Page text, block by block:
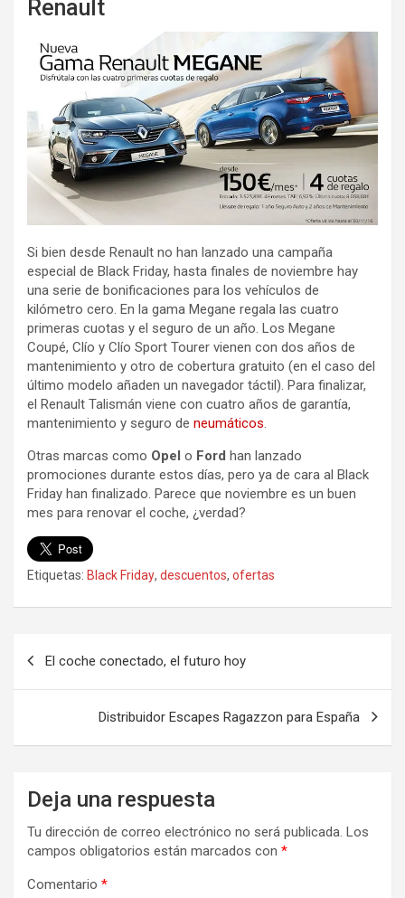
Renault
Si bien desde Renault no han lanzado una campaña
especial de Black Friday, hasta finales de noviembre hay
una serie de bonificaciones para los vehículos de
kilómetro cero. En la gama Megane regala las cuatro
primeras cuotas y el seguro de un año. Los Megane
Coupé, Clío y Clío Sport Tourer vienen con dos años de
mantenimiento y otro de cobertura gratuito (en el caso del
último modelo añaden un navegador táctil). Para finalizar,
el Renault Talismán viene con cuatro años de garantía,
mantenimiento y seguro de neumáticos.
Otras marcas como Opel o Ford han lanzado
promociones durante estos días, pero ya de cara al Black
Friday han finalizado. Parece que noviembre es un buen
mes para renovar el coche, ¿verdad?
Etiquetas: Black Friday, descuentos, ofertas
entradas
El coche conectado, el futuro hoy
Distribuidor Escapes Ragazzon para España
Deja una respuesta
Tu dirección de correo electrónico no será publicada. Los
campos obligatorios están marcados con *
Comentario *